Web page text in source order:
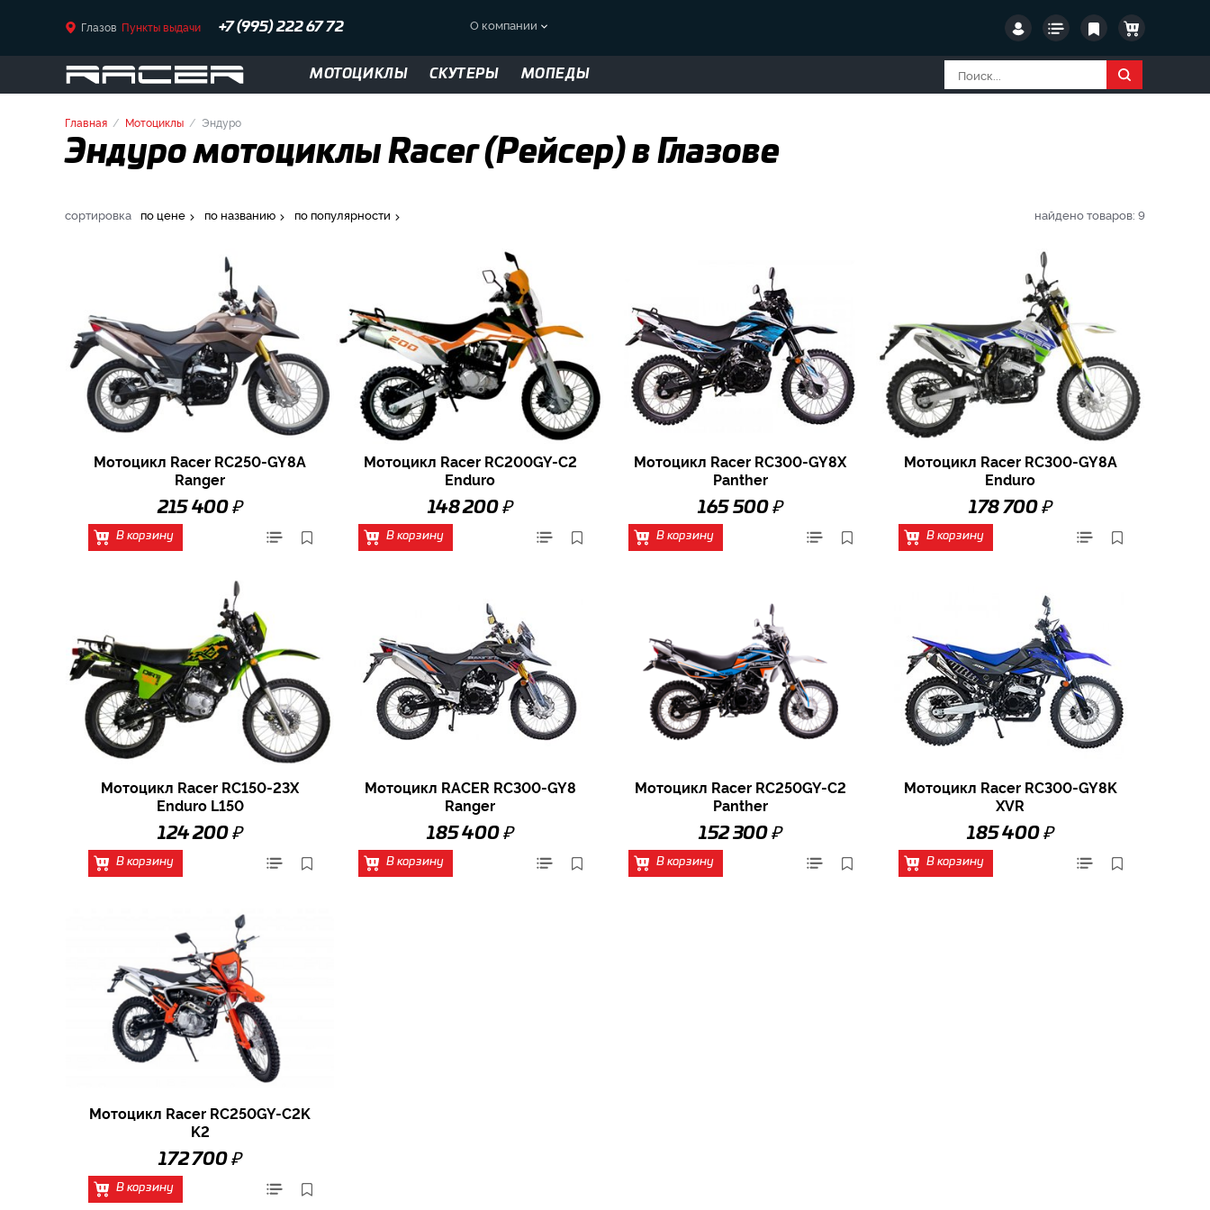
Глазов Пункты выдачи +7 (995) 222 67 72 О компании
МОТОЦИКЛЫ СКУТЕРЫ МОПЕДЫ
Главная Мотоциклы Эндуро
Эндуро мотоциклы Racer (Рейсер) в Глазове
сортировка по цене по названию по популярности найдено товаров: 9
Мотоцикл Racer RC250-GY8A
Ranger
215 400 ₽
В корзину
Мотоцикл Racer RC200GY-C2
Enduro
148 200 ₽
В корзину
Мотоцикл Racer RC300-GY8X
Panther
165 500 ₽
В корзину
Мотоцикл Racer RC300-GY8A
Enduro
178 700 ₽
В корзину
Мотоцикл Racer RC150-23X
Enduro L150
124 200 ₽
В корзину
Мотоцикл RACER RC300-GY8
Ranger
185 400 ₽
В корзину
Мотоцикл Racer RC250GY-C2
Panther
152 300 ₽
В корзину
Мотоцикл Racer RC300-GY8K
XVR
185 400 ₽
В корзину
Мотоцикл Racer RC250GY-C2K
K2
172 700 ₽
В корзину